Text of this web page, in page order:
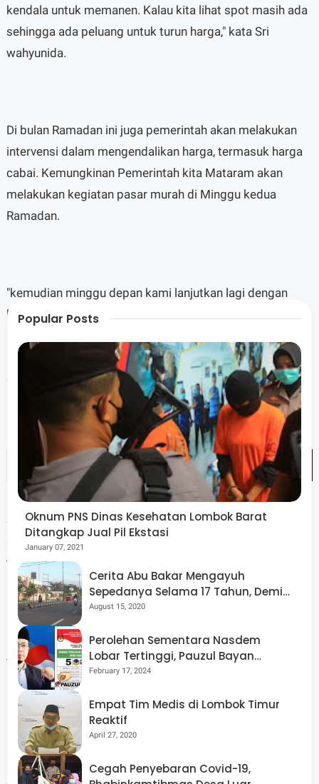
kendala untuk memanen. Kalau kita lihat spot masih ada
sehingga ada peluang untuk turun harga," kata Sri
wahyunida.
Di bulan Ramadan ini juga pemerintah akan melakukan
intervensi dalam mengendalikan harga, termasuk harga
cabai. Kemungkinan Pemerintah kita Mataram akan
melakukan kegiatan pasar murah di Minggu kedua
Ramadan.
"kemudian minggu depan kami lanjutkan lagi dengan
kegiatan bazar pasar rakyat,dengan adanya kegiatan ini
karena masyarakat langsung mendapat kan harga dari
distributor."
Salah satu pembeli bernama Iyah mengeluhkan harga
semua barang naik terutama cabai rawit dan daging sapi
tembus 140 ribu perkilogram saat hari penambahan.
"Masyarakat berharap pemerintah segera mengambil
tindakan untuk menstabilkan harga yang terus
merangkak naik, dia mengaku harus memutar otak agar
bisa belanja sesuai kebutuhannya.
Selain cabai rawit, harga komoditas bumbu dapur yang
Popular Posts
Oknum PNS Dinas Kesehatan Lombok Barat
Ditangkap Jual Pil Ekstasi
January 07, 2021
Cerita Abu Bakar Mengayuh
Sepedanya Selama 17 Tahun, Demi
Menggelorakan Kemerdekaan
August 15, 2020
Perolehan Sementara Nasdem
Lobar Tertinggi, Pauzul Bayan
Berpeluang “Rebut” Kursi Dapil 3
February 17, 2024
Empat Tim Medis di Lombok Timur
Reaktif
April 27, 2020
Cegah Penyebaran Covid-19,